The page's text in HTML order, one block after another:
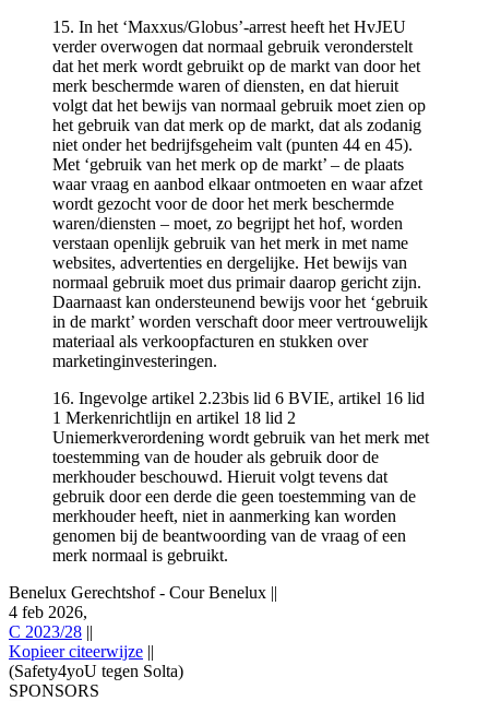
15. In het ‘Maxxus/Globus’-arrest heeft het HvJEU
verder overwogen dat normaal gebruik veronderstelt
dat het merk wordt gebruikt op de markt van door het
merk beschermde waren of diensten, en dat hieruit
volgt dat het bewijs van normaal gebruik moet zien op
het gebruik van dat merk op de markt, dat als zodanig
niet onder het bedrijfsgeheim valt (punten 44 en 45).
Met ‘gebruik van het merk op de markt’ – de plaats
waar vraag en aanbod elkaar ontmoeten en waar afzet
wordt gezocht voor de door het merk beschermde
waren/diensten – moet, zo begrijpt het hof, worden
verstaan openlijk gebruik van het merk in met name
websites, advertenties en dergelijke. Het bewijs van
normaal gebruik moet dus primair daarop gericht zijn.
Daarnaast kan ondersteunend bewijs voor het ‘gebruik
in de markt’ worden verschaft door meer vertrouwelijk
materiaal als verkoopfacturen en stukken over
marketinginvesteringen.
16. Ingevolge artikel 2.23bis lid 6 BVIE, artikel 16 lid
1 Merkenrichtlijn en artikel 18 lid 2
Uniemerkverordening wordt gebruik van het merk met
toestemming van de houder als gebruik door de
merkhouder beschouwd. Hieruit volgt tevens dat
gebruik door een derde die geen toestemming van de
merkhouder heeft, niet in aanmerking kan worden
genomen bij de beantwoording van de vraag of een
merk normaal is gebruikt.
Benelux Gerechtshof - Cour Benelux ||
4 feb 2026,
C 2023/28 ||
Kopieer citeerwijze ||
(Safety4yoU tegen Solta)
SPONSORS